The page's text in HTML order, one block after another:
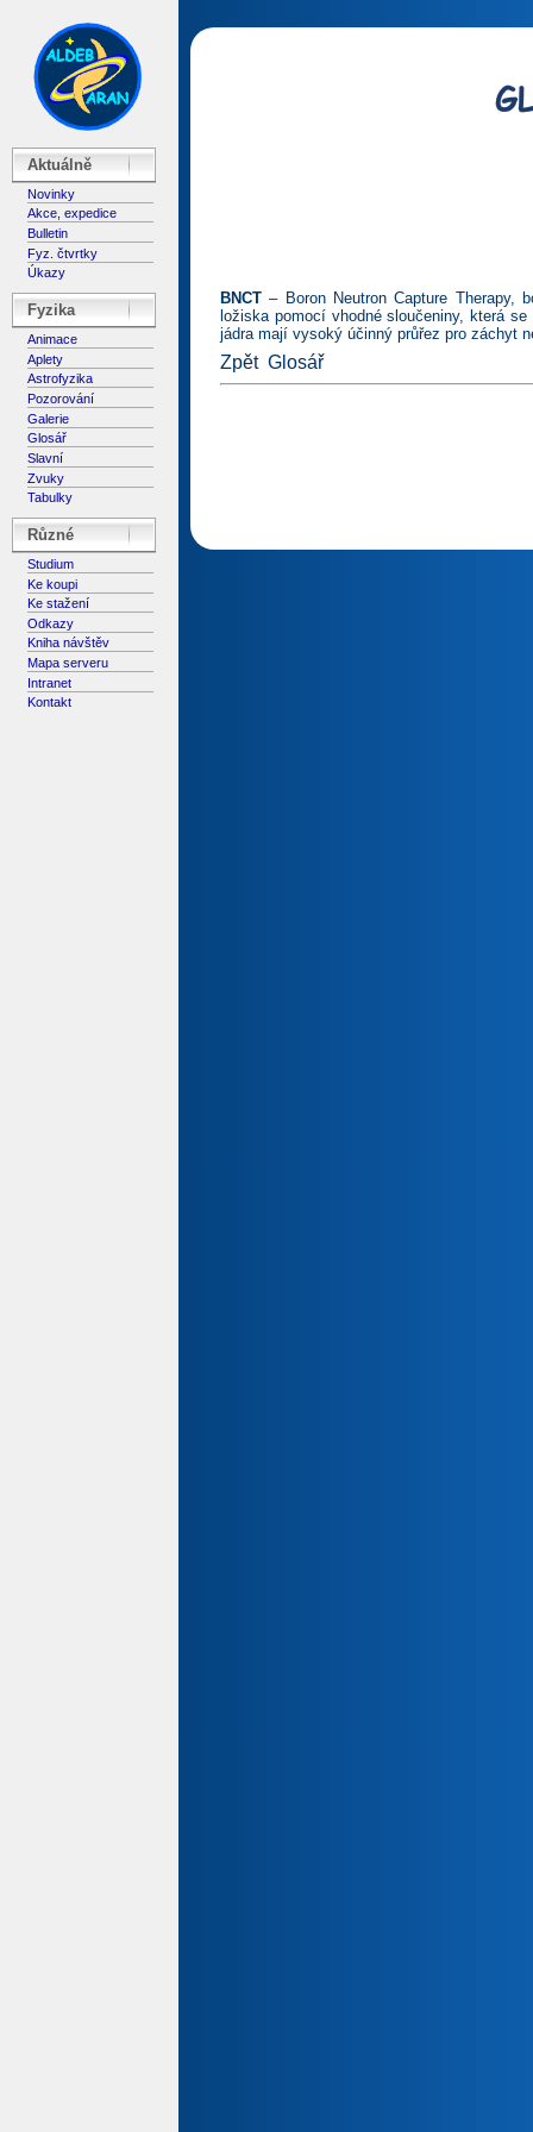
Aktuálně
Novinky
Akce, expedice
Bulletin
Fyz. čtvrtky
Úkazy
Fyzika
Animace
Aplety
Astrofyzika
Pozorování
Galerie
Glosář
Slavní
Zvuky
Tabulky
Různé
Studium
Ke koupi
Ke stažení
Odkazy
Kniha návštěv
Mapa serveru
Intranet
Kontakt
BNCT – Boron Neutron Capture Therapy,
ložiska pomocí vhodné sloučeniny, která
jádra mají vysoký účinný průřez pro záchyt
Zpět Glosář